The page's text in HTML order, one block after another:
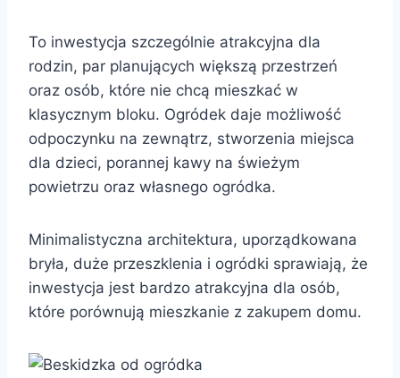
To inwestycja szczególnie atrakcyjna dla
rodzin, par planujących większą przestrzeń
oraz osób, które nie chcą mieszkać w
klasycznym bloku. Ogródek daje możliwość
odpoczynku na zewnątrz, stworzenia miejsca
dla dzieci, porannej kawy na świeżym
powietrzu oraz własnego ogródka.
Minimalistyczna architektura, uporządkowana
bryła, duże przeszklenia i ogródki sprawiają, że
inwestycja jest bardzo atrakcyjna dla osób,
które porównują mieszkanie z zakupem domu.